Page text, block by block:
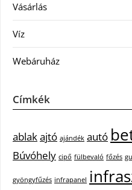
Vásárlás
Víz
Webáruház
Címkék
ablakajtó ajándék autó
Búvóhely cipő fülbevaló főzés
gyöngyfűzés infrapanel